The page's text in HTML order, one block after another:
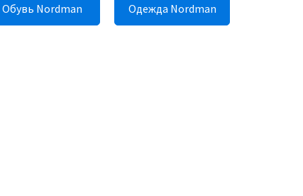
Обувь Nordman Одежда Nordman